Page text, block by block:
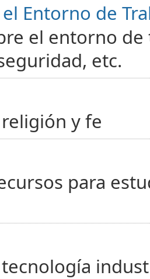
Entorno de
el entorno
etc.
y fe
para